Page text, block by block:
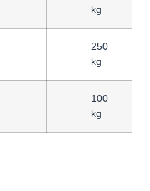
kg
250
kg
100
kg